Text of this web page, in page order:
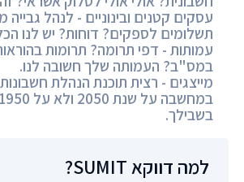
עסקים קטנים ובינוניים - לנהל
תשלומים לספקים? דוחות? יש לנו
עמותות - דפי תרומה? תרומות
במס"ב? העמותה שלך חשובה לנו.
מייצגים - רצית תוכנת הנהלת
בשבילך.
למה דווקא SUMIT?